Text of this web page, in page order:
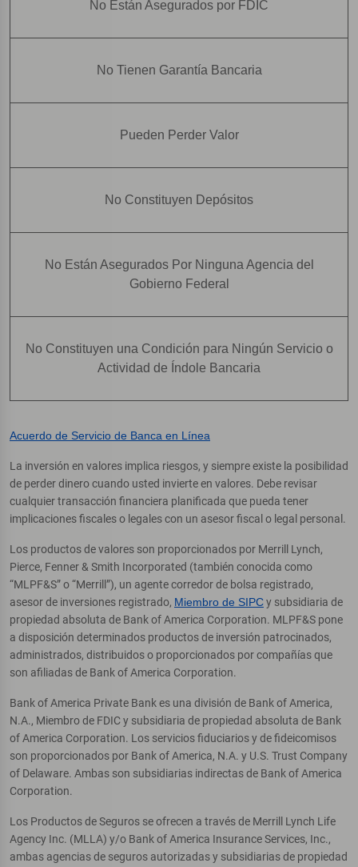
No Están Asegurados por FDIC
No Tienen Garantía Bancaria
Pueden Perder Valor
No Constituyen Depósitos
No Están Asegurados Por Ninguna Agencia del
Gobierno Federal
No Constituyen una Condición para Ningún Servicio o
Actividad de Índole Bancaria
Acuerdo de Servicio de Banca en Línea
La inversión en valores implica riesgos, y siempre existe la posibilidad
de perder dinero cuando usted invierte en valores. Debe revisar
cualquier transacción financiera planificada que pueda tener
implicaciones fiscales o legales con un asesor fiscal o legal personal.
Los productos de valores son proporcionados por Merrill Lynch,
Pierce, Fenner & Smith Incorporated (también conocida como
“MLPF&S” o “Merrill”), un agente corredor de bolsa registrado,
asesor de inversiones registrado, Miembro de SIPCy subsidiaria de
propiedad absoluta de Bank of America Corporation. MLPF&S pone
a disposición determinados productos de inversión patrocinados,
administrados, distribuidos o proporcionados por compañías que
son afiliadas de Bank of America Corporation.
Bank of America Private Bank es una división de Bank of America,
N.A., Miembro de FDIC y subsidiaria de propiedad absoluta de Bank
of America Corporation. Los servicios fiduciarios y de fideicomisos
son proporcionados por Bank of America, N.A. y U.S. Trust Company
of Delaware. Ambas son subsidiarias indirectas de Bank of America
Corporation.
Los Productos de Seguros se ofrecen a través de Merrill Lynch Life
Agency Inc. (MLLA) y/o Bank of America Insurance Services, Inc.,
ambas agencias de seguros autorizadas y subsidiarias de propiedad